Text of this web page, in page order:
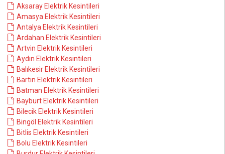
Aksaray Elektrik Kesintileri
Amasya Elektrik Kesintileri
Antalya Elektrik Kesintileri
Ardahan Elektrik Kesintileri
Artvin Elektrik Kesintileri
Aydın Elektrik Kesintileri
Balıkesir Elektrik Kesintileri
Bartın Elektrik Kesintileri
Batman Elektrik Kesintileri
Bayburt Elektrik Kesintileri
Bilecik Elektrik Kesintileri
Bingöl Elektrik Kesintileri
Bitlis Elektrik Kesintileri
Bolu Elektrik Kesintileri